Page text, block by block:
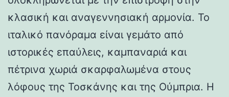
κλασική και αναγεννησιακή αρμονία. Το
ιταλικό πανόραμα είναι γεμάτο από
ιστορικές επαύλεις, καμπαναριά και
πέτρινα χωριά σκαρφαλωμένα στους
λόφους της Τοσκάνης και της Ούμπρια. Η